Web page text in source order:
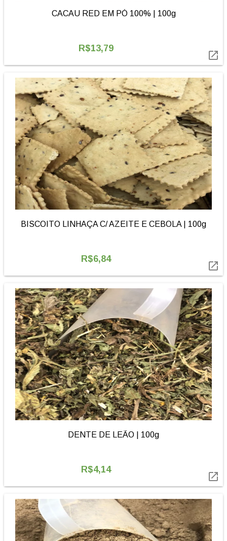
CACAU RED EM PÓ 100% | 100g
R$13,79

BISCOITO LINHAÇA C/ AZEITE E CEBOLA | 100g
R$6,84

DENTE DE LEÃO | 100g
R$4,14
